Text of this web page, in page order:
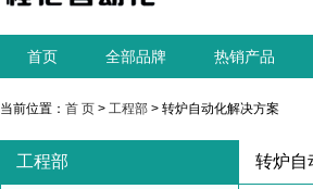
首页 全部品牌 热销产品
当前位置： 首 页 > 工程部 > 转炉自动化解决方案
工程部 转炉自